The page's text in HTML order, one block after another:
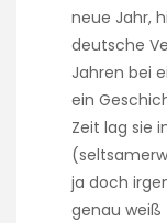
neue Jahr,
deutsche
Jahren bei
ein
Zeit lag sie
ja doch
genau weiß